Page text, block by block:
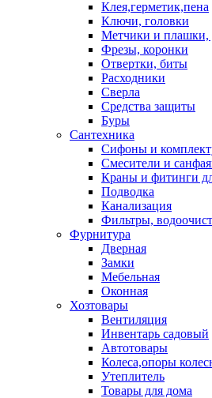
Клея,герметик,пена
Ключи, головки
Метчики и плашки,
Фрезы, коронки
Отвертки, биты
Расходники
Сверла
Средства защиты
Буры
Сантехника
Сифоны и
Смесители и
Краны и фитинги
Подводка
Канализация
Фильтры,
Фурнитура
Дверная
Замки
Мебельная
Оконная
Хозтовары
Вентиляция
Инвентарь садовый
Автотовары
Колеса,опоры
Утеплитель
Товары для дома